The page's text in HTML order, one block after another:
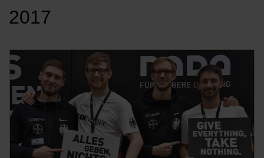
UNSERE BOTSCHAFTER*INNEN
UNSERE PARTNER*INNEN
2017